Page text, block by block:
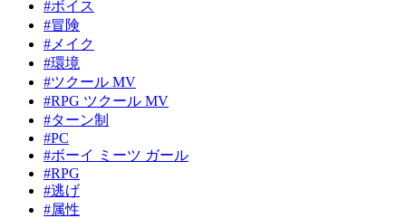
#ボイス
#冒険
#メイク
#環境
#ツクール MV
#RPG ツクール MV
#ターン制
#PC
#ボーイ ミーツ ガール
#RPG
#逃げ
#属性